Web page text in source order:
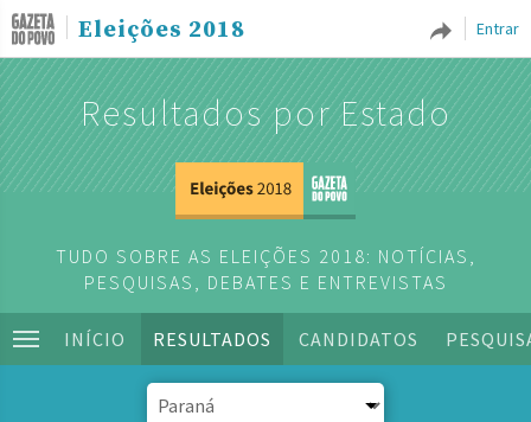
Entrar
Eleições 2018
Resultados por Estado
TUDO SOBRE AS ELEIÇÕES 2018: NOTÍCIAS,
PESQUISAS, DEBATES E ENTREVISTAS
INÍCIO RESULTADOS CANDIDATOS